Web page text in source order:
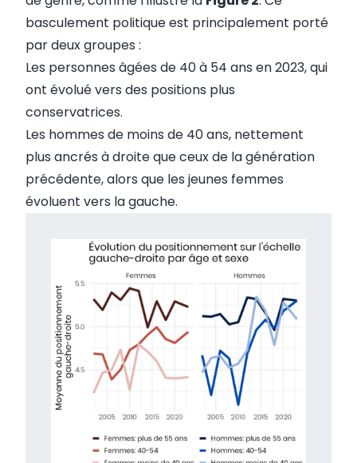
basculement politique est principalement porté
par deux groupes :
Les personnes âgées de 40 à 54 ans en 2023, qui
ont évolué vers des positions plus
conservatrices.
Les hommes de moins de 40 ans, nettement
plus ancrés à droite que ceux de la génération
précédente, alors que les jeunes femmes
évoluent vers la gauche.